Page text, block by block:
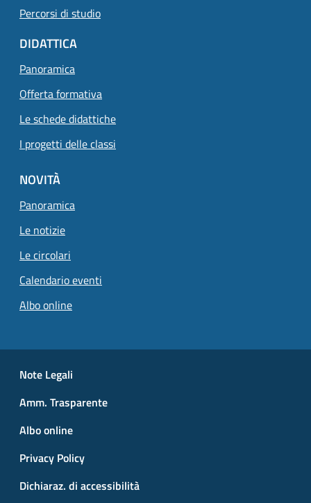
Percorsi di studio
DIDATTICA
Panoramica
Offerta formativa
Le schede didattiche
I progetti delle classi
NOVITÀ
Panoramica
Le notiziePagina attuale
Le circolari
Calendario eventi
Albo online
Small prints
Note Legali
Amm. Trasparente
Albo online
Privacy Policy
Dichiaraz. di accessibilità